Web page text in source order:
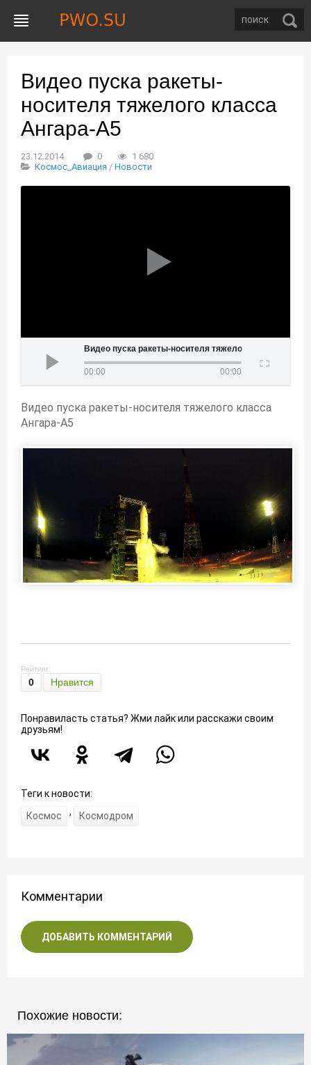
Видео пуска ракеты-
носителя тяжелого класса
Ангара-А5
23.12.2014 0
1 680
Космос_Авиация / Новости
Видео пуска ракеты-носителя тяжелого класса Ангара-А5
00:00 00:00
Видео пуска ракеты-носителя тяжелого класса
Ангара-А5
Рейтинг:
0 Нравится
Понравиласть статья? Жми лайк или расскажи своим
друзьям!
Теги к новости:
Космос
, Космодром
Комментарии
ДОБАВИТЬ КОММЕНТАРИЙ
Похожие новости: